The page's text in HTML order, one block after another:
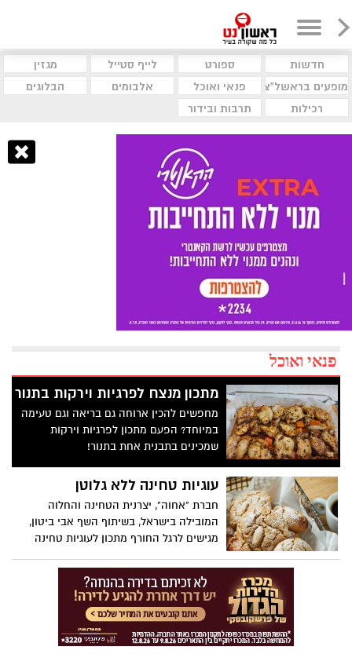
חדשות ספורט לייף סטייל
מגזין
מופעים בראשל"צ
פנאי ואוכל אלבומים
הבלוגים
רכילות
תרבות ובידור
פנאי ואוכל
מתכון מנצח לפרגיות וירקות בתנור
מחפשים להכין ארוחה גם בריאה וגם טעימה
במיוחד? הפעם מתכון לפרגיות וירקות
שמכינים בתבנית אחת בתנור!
עוגיות טחינה ללא גלוטן
חברת "אחוה", יצרנית הטחינה והחלוה
המובילה בישראל, בשיתוף השף אבי ביטון,
מגישים לרגל החורף מתכון לעוגיות טחינה
העוגיות קלות להכנה, נימוחות וטעימות
להפליא, מתאימות להגשה לצד שתייה חמה,
לקחת ביס ולהתענג.